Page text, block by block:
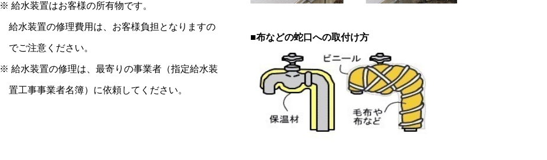
※ 給水装置はお客様の所有物です。
給水装置の修理費用は、お客様負担となりますの
でご注意ください。
※ 給水装置の修理は、最寄りの事業者（指定給水装
置工事事業者名簿）に依頼してください。
■布などの蛇口への取付け方